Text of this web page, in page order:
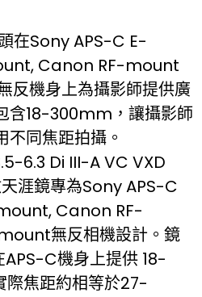
在Sony APS-C E-
Canon RF-mount
機身上為攝影師提供廣
含18-300mm，讓攝影師
不同焦距拍攝。
6.3 Di III-A VC VXD
涯鏡專為Sony APS-C
Canon RF-
無反相機設計。鏡
APS-C機身上提供 18-
焦距約相等於27-